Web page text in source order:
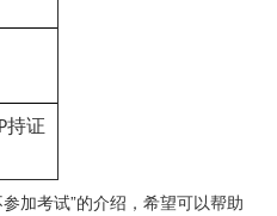
持证
加考试”的介绍，希望可以帮助